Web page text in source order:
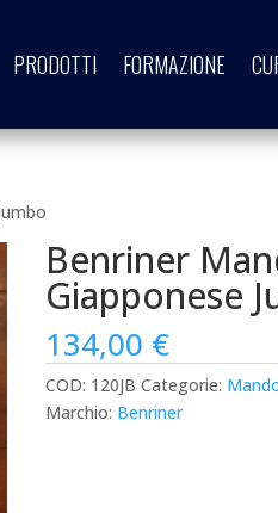
PRODOTTI FORMAZIONE
Benriner
Giapponese
134,00 €
COD: 120JB Categorie:
Marchio: Benriner